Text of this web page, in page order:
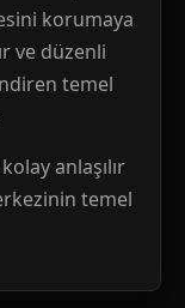
korumaya
ve düzenli
temel
anlaşılır
temel